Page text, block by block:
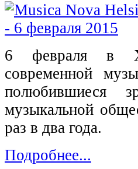
6 февраля в
современной
полюбившиеся
музыкальной
раз в два года.
Подробнее...